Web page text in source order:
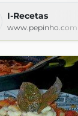
I-Recetas
www.pepinho.com